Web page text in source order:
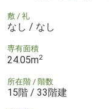
敷 / 礼
なし / なし
専有面積
24.05m2
所在階 / 階数
15階 / 33階建